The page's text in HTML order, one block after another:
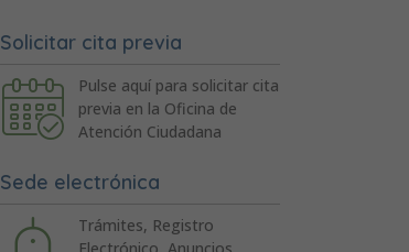
Solicitar cita previa
Pulse aquí para solicitar cita
previa en la Oficina de
Atención Ciudadana
Sede electrónica
Trámites, Registro